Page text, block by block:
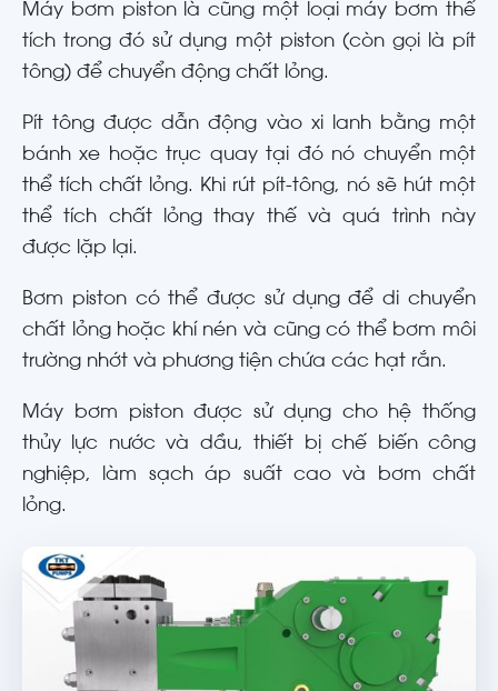
Máy bơm piston là cũng một loại máy bơm thể
tích trong đó sử dụng một piston (còn gọi là pít
tông) để chuyển động chất lỏng.
Pít tông được dẫn động vào xi lanh bằng một
bánh xe hoặc trục quay tại đó nó chuyển một
thể tích chất lỏng. Khi rút pít-tông, nó sẽ hút một
thể tích chất lỏng thay thế và quá trình này
được lặp lại.
Bơm piston có thể được sử dụng để di chuyển
chất lỏng hoặc khí nén và cũng có thể bơm môi
trường nhớt và phương tiện chứa các hạt rắn.
Máy bơm piston được sử dụng cho hệ thống
thủy lực nước và dầu, thiết bị chế biến công
nghiệp, làm sạch áp suất cao và bơm chất
lỏng.